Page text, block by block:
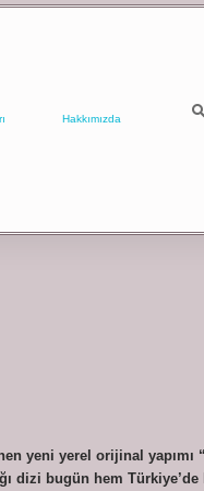
Hakkımızda
yeni yerel orijinal
dizi bugün hem